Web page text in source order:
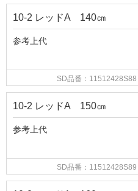
10-2 レッドA 140㎝
参考上代
SD品番：11512428S88
10-2 レッドA 150㎝
参考上代
SD品番：11512428S89